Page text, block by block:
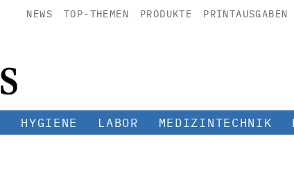
NEWS TOP-THEMEN PRODUKTE PRINTAUSGABEN
HYGIENE LABOR MEDIZINTECHNIK